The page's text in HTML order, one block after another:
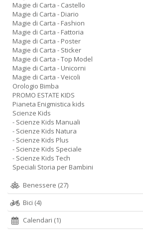
Magie di Carta - Castello
Magie di Carta - Diario
Magie di Carta - Fashion
Magie di Carta - Fattoria
Magie di Carta - Poster
Magie di Carta - Sticker
Magie di Carta - Top Model
Magie di Carta - Unicorni
Magie di Carta - Veicoli
Orologio Bimba
PROMO ESTATE KIDS
Pianeta Enigmistica kids
Scienze Kids
- Scienze Kids Manuali
- Scienze Kids Natura
- Scienze Kids Plus
- Scienze Kids Speciale
- Scienze Kids Tech
Speciali Storia per Bambini
Benessere (27)
Bici (4)
Calendari (1)